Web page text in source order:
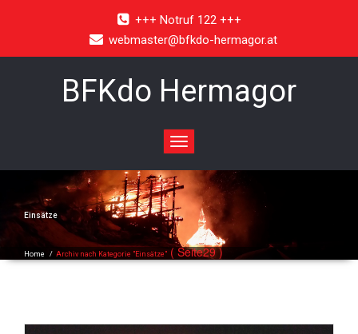
+++ Notruf 122 +++
webmaster@bfkdo-hermagor.at
BFKdo Hermagor
Toggle
navigation
Einsätze
Home / Archiv nach Kategorie "Einsätze"( Seite29 )